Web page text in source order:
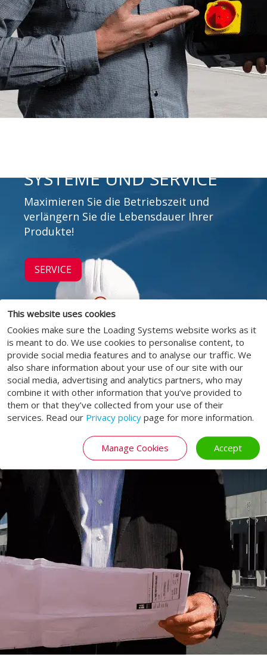
This website uses cookies
Cookies make sure the Loading Systems website works as it
is meant to do. We use cookies to personalise content, to
provide social media features and to analyse our traffic. We
also share information about your use of our site with our
social media, advertising and analytics partners, who may
combine it with other information that you’ve provided to
them or that they’ve collected from your use of their
services. Read our Privacy policy page for more information.
Manage Cookies Accept
SYSTEME UND SERVICE
Maximieren Sie die Betriebszeit und
verlängern Sie die Lebensdauer Ihrer
Produkte!
SERVICE